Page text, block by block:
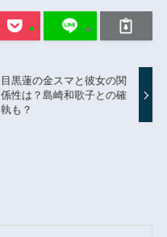
目黒蓮の金スマと彼女の関
係性は？島崎和歌子との確
執も？